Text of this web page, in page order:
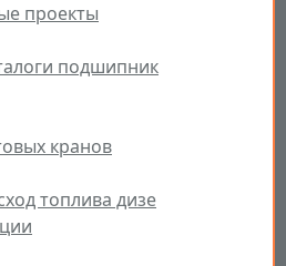
проекты
подшипник
кранов
топлива дизе